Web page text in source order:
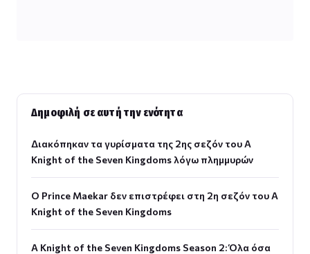
Δημοφιλή σε αυτή την ενότητα
Διακόπηκαν τα γυρίσματα της 2ης σεζόν του A
Knight of the Seven Kingdoms λόγω πλημμυρών
Ο Prince Maekar δεν επιστρέφει στη 2η σεζόν του A
Knight of the Seven Kingdoms
A Knight of the Seven Kingdoms Season 2: Όλα όσα